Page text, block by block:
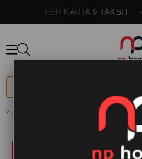
HER KARTA 9 TAKSİT